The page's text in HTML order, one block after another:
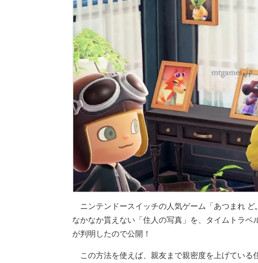
ニンテンドースイッチの人気ゲーム「あつまれ ど
なかなか貰えない「住人の写真」を、タイムトラベ
が判明したので公開！
この方法を使えば、親友まで親密度を上げてい